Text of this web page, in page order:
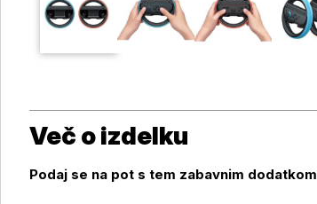
Več o izdelku
Podaj se na pot s tem zabavnim